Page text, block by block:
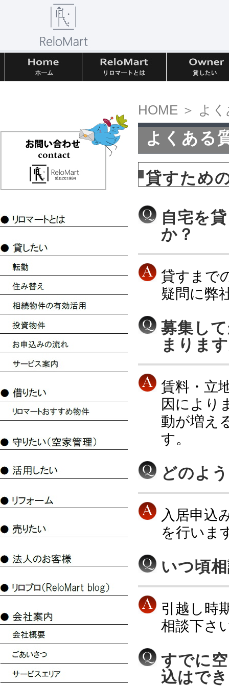
HOME ＞ よ
よくある
貸すため
自宅を
か？
貸すまで
疑問に弊
募集し
まりま
賃料・立
因により
動が増え
す。
どのよ
入居申込
を行いま
いつ頃
引越し時
相談下さ
すでに
込はで